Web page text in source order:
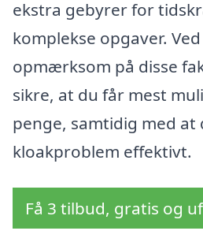
ekstra gebyrer for
komplekse opgaver.
opmærksom på disse
sikre, at du får mest
penge, samtidig med at
kloakproblem effektivt.
Få 3 tilbud, gratis og